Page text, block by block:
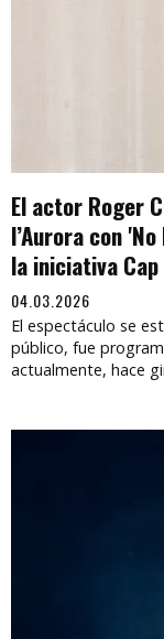
El actor Roger
l’Aurora con
la iniciativa
04.03.2026
El espectáculo se
público, fue
actualmente, hace